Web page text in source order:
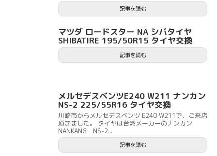
記事を読む
マツダ ロードスター NA シバタイヤ
SHIBATIRE 195/50R15 タイヤ交換
記事を読む
メルセデスベンツE240 W211 ナンカン
NS-2 225/55R16 タイヤ交換
川崎市からメルセデスベンツ E240 W211で、ご来店
頂きました。 タイヤは台湾メーカーのナンカン
NANKANG NS-2...
記事を読む